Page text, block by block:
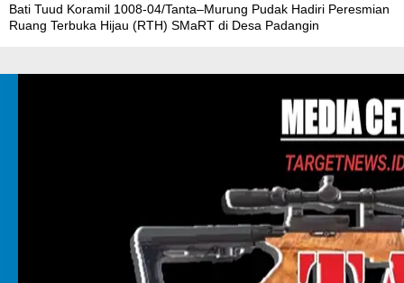
Bati Tuud Koramil 1008-04/Tanta–Murung Pudak Hadiri Peresmian
Ruang Terbuka Hijau (RTH) SMaRT di Desa Padangin